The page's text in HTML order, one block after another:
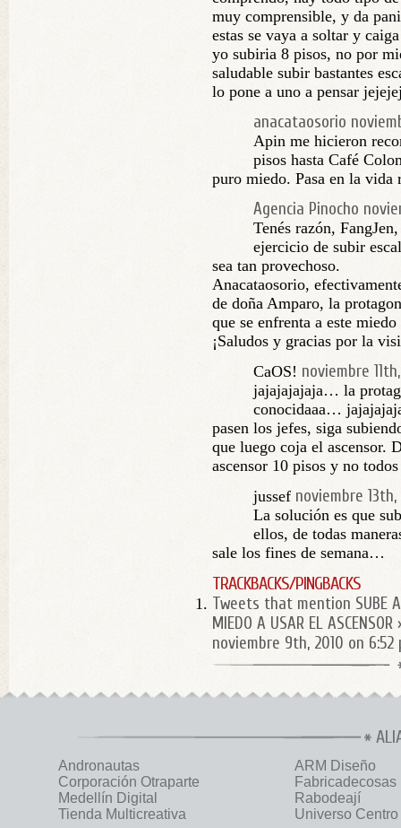
muy comprensible, y da
estas se vaya a soltar y
yo subiria 8 pisos, no por
saludable subir bastantes
lo pone a uno a pensar
anacataosorio
Apin me hicieron
pisos hasta Café
puro miedo. Pasa en la vida
Agencia Pinocho
Tenés razón,
ejercicio de subir
sea tan provechoso.
Anacataosorio,
de doña Amparo, la
que se enfrenta a este miedo
¡Saludos y gracias por la
CaOS! noviembre
jajajajajaja… la
conocidaaa…
pasen los jefes, siga
que luego coja el ascensor.
ascensor 10 pisos y no
jussef noviembre 13th,
La solución es que
ellos, de todas
sale los fines de semana…
TRACKBACKS/PINGBACKS
Tweets that mention SUBE A
MIEDO A USAR EL
noviembre 9th, 2010 on 6:52
Andronautas
ARM Diseño
Corporación Otraparte
Fabricadecosas
Medellín Digital
Rabodeají
Tienda Multicreativa
Universo Centro